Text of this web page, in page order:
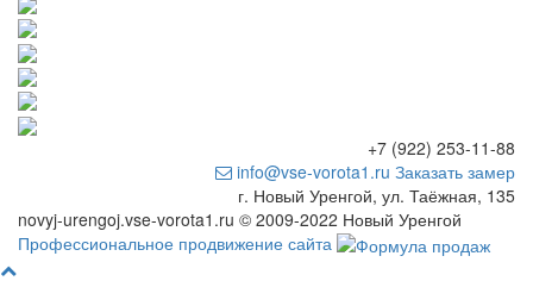
+7 (922) 253-11-88
info@vse-vorota1.ru Заказать замер
г. Новый Уренгой, ул. Таёжная, 135
novyj-urengoj.vse-vorota1.ru © 2009-2022 Новый Уренгой
Профессиональное продвижение сайта